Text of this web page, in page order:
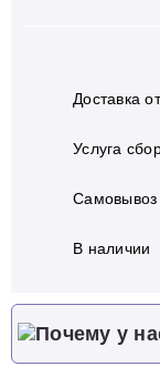
Доставка
Услуга
Самовывоз
В наличии